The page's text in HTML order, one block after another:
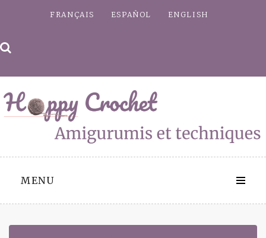
FRANÇAIS ESPAÑOL ENGLISH
MENU